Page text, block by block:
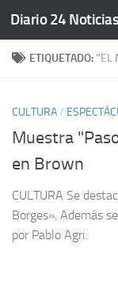
Saltar al contenido
Diario 24 Noticias
ETIQUETADO: “EL
CULTURA/
Muestra
en Brown
CULTURA Se
Borges». Además
por Pablo Agri.